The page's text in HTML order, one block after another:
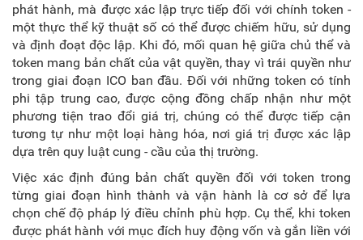
phát hành, mà được xác lập trực tiếp đối với chính token -
một thực thể kỹ thuật số có thể được chiếm hữu, sử dụng
và định đoạt độc lập. Khi đó, mối quan hệ giữa chủ thể và
token mang bản chất của vật quyền, thay vì trái quyền như
trong giai đoạn ICO ban đầu. Đối với những token có tính
phi tập trung cao, được cộng đồng chấp nhận như một
phương tiện trao đổi giá trị, chúng có thể được tiếp cận
tương tự như một loại hàng hóa, nơi giá trị được xác lập
dựa trên quy luật cung - cầu của thị trường.
Việc xác định đúng bản chất quyền đối với token trong
từng giai đoạn hình thành và vận hành là cơ sở để lựa
chọn chế độ pháp lý điều chỉnh phù hợp. Cụ thể, khi token
được phát hành với mục đích huy động vốn và gắn liền với